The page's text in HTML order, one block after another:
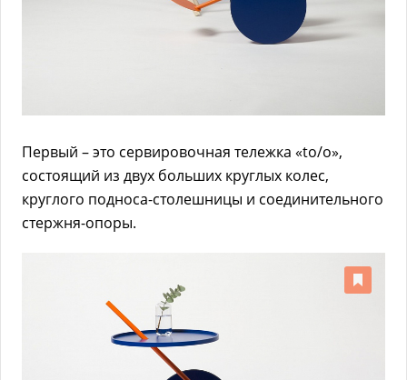
Первый – это сервировочная тележка «to/o»,
состоящий из двух больших круглых колес,
круглого подноса-столешницы и соединительного
стержня-опоры.